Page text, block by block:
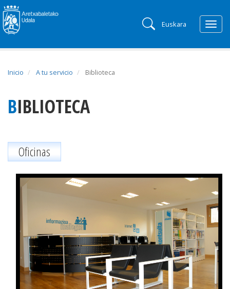
Euskara
Inicio A tu servicio Biblioteca
BIBLIOTECA
Oficinas